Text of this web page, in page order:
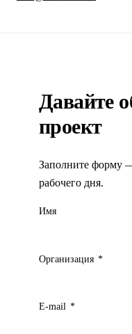
Давайте
проект
Заполните форму
рабочего дня.
Имя
Организация *
E-mail *